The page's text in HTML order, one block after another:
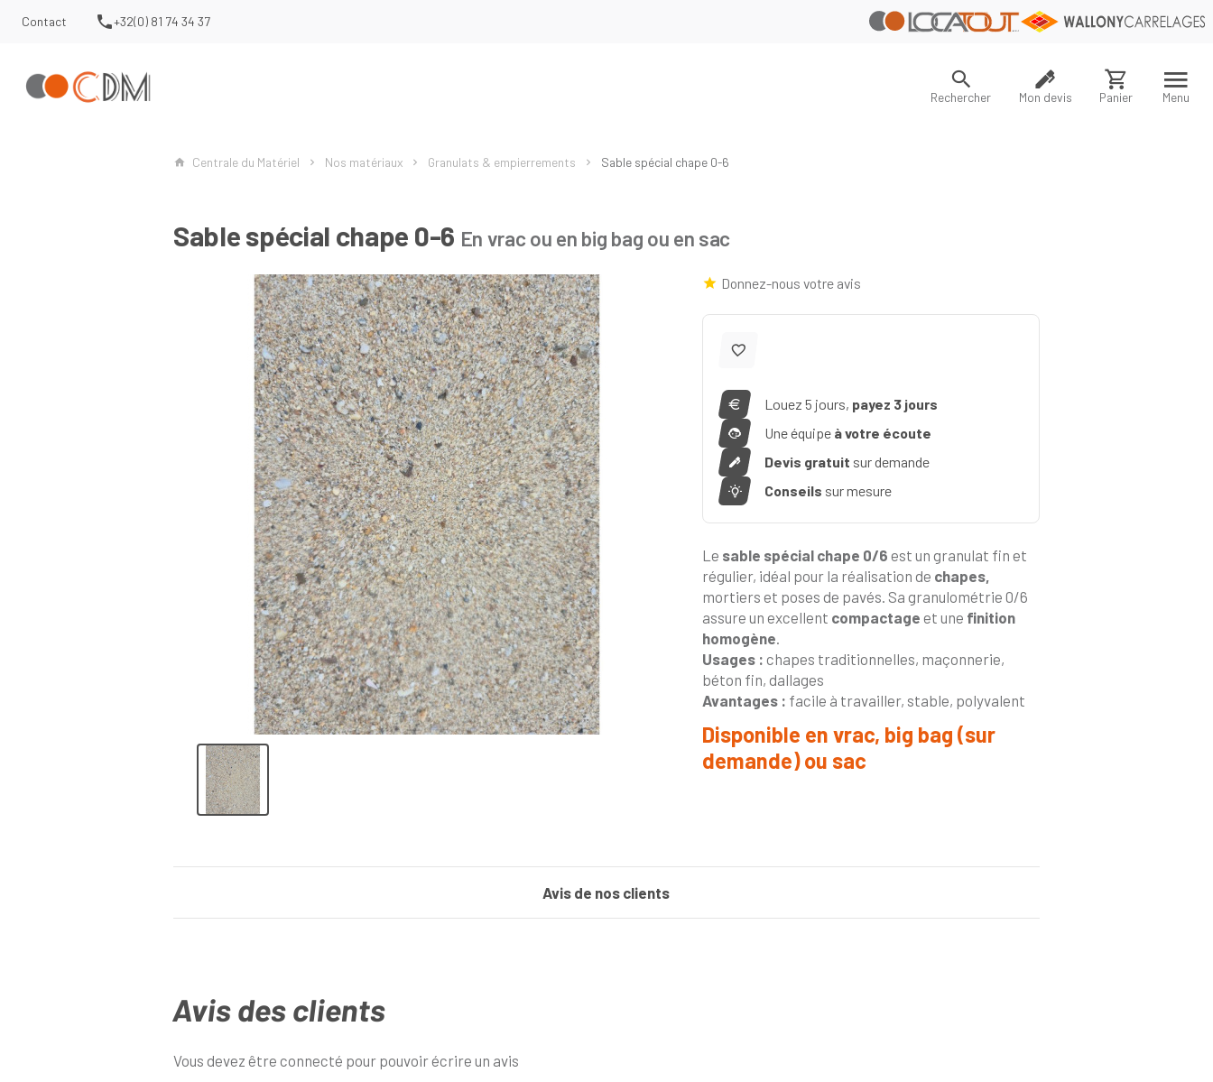
Contact +32(0) 81 74 34 37
Rechercher Mon devis Panier Menu
Centrale du Matériel Nos matériaux Granulats & empierrements Sable spécial chape 0-6
Sable spécial chape 0-6 En vrac ou en big bag ou en sac
Donnez-nous votre avis
Louez 5 jours, payez 3 jours
Une équipe à votre écoute
Devis gratuit sur demande
Conseils sur mesure
Le sable spécial chape 0/6 est un granulat fin et
régulier, idéal pour la réalisation de chapes,
mortiers et poses de pavés. Sa granulométrie 0/6
assure un excellent compactage et une finition
homogène
Usages : chapes traditionnelles, maçonnerie,
béton fin, dallages
Avantages : facile à travailler, stable, polyvalent
Disponible en vrac, big bag (sur
demande) ou sac
Avis de nos clients
Avis des clients
Vous devez être connecté pour pouvoir écrire un avis